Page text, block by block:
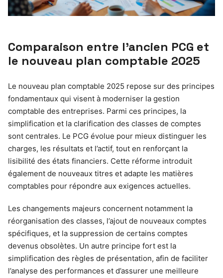
Comparaison entre l’ancien PCG et
le nouveau plan comptable 2025
Le nouveau plan comptable 2025 repose sur des principes
fondamentaux qui visent à moderniser la gestion
comptable des entreprises. Parmi ces principes, la
simplification et la clarification des classes de comptes
sont centrales. Le PCG évolue pour mieux distinguer les
charges, les résultats et l’actif, tout en renforçant la
lisibilité des états financiers. Cette réforme introduit
également de nouveaux titres et adapte les matières
comptables pour répondre aux exigences actuelles.
Les changements majeurs concernent notamment la
réorganisation des classes, l’ajout de nouveaux comptes
spécifiques, et la suppression de certains comptes
devenus obsolètes. Un autre principe fort est la
simplification des règles de présentation, afin de faciliter
l’analyse des performances et d’assurer une meilleure